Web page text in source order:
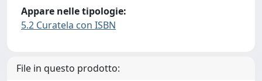
Appare nelle tipologie:
5.2 Curatela con ISBN
File in questo prodotto: